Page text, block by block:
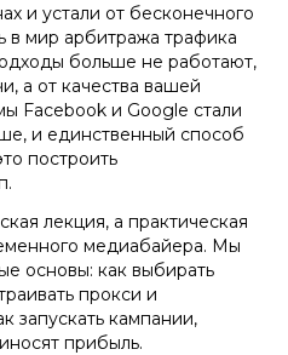
и устали от бесконечного
в мир арбитража трафика
больше не работают,
а от качества вашей
Facebook и Google стали
и единственный способ
построить
лекция, а практическая
медиабайера. Мы
основы: как выбирать
прокси и
запускать кампании,
прибыль.